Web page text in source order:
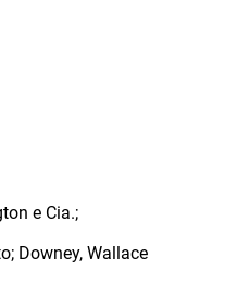
e Cia.;
Downey, Wallace